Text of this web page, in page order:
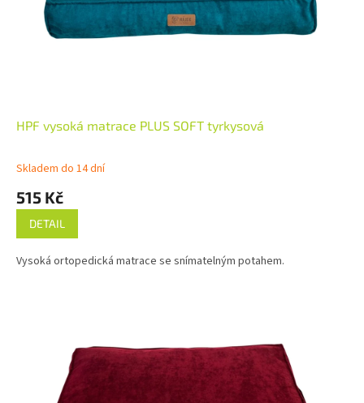
HPF vysoká matrace PLUS SOFT tyrkysová
Skladem do 14 dní
515 Kč
DETAIL
Vysoká ortopedická matrace se snímatelným potahem.